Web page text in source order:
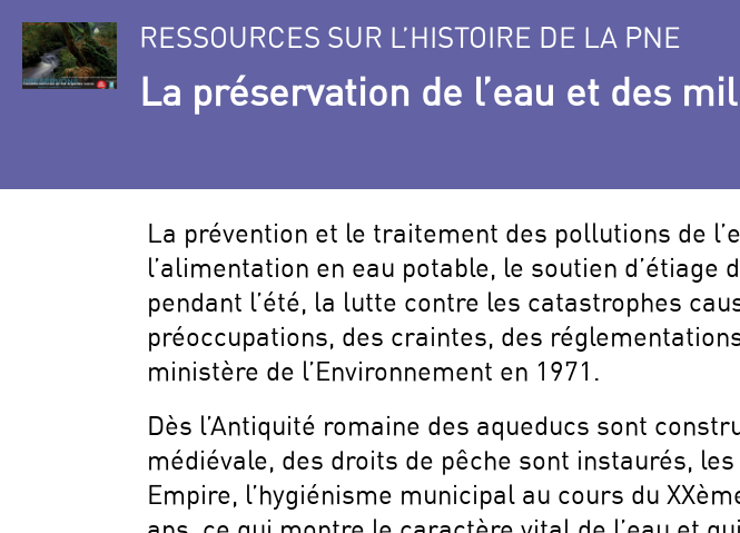
RESSOURCES SUR L’HISTOIRE DE LA PNE
La préservation de l’eau et des
La prévention et le traitement des pollutions de
l’alimentation en eau potable, le soutien
pendant l’été, la lutte contre les catastrophes
préoccupations, des craintes, des
ministère de l’Environnement en 1971.
Dès l’Antiquité romaine des aqueducs sont
médiévale, des droits de pêche sont instaurés,
Empire, l’hygiénisme municipal au cours du